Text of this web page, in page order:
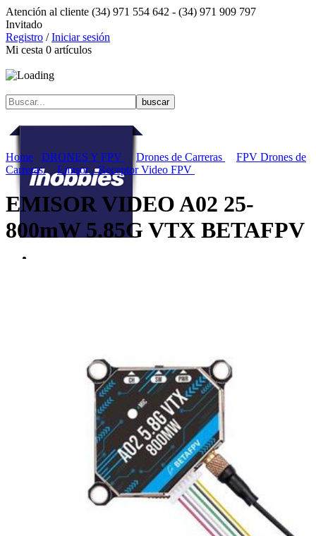
Atención al cliente (34) 971 554 642 - (34) 971 909 797
Invitado
Registro /Iniciar sesión
Mi cesta 0 artículos
Home DRONES Y FPV Drones de Carreras
FPV Drones de
Carreras
Emisor - Receptor Video FPV
EMISOR VIDEO A02 25-
800mW 5.85G VTX BETAFPV